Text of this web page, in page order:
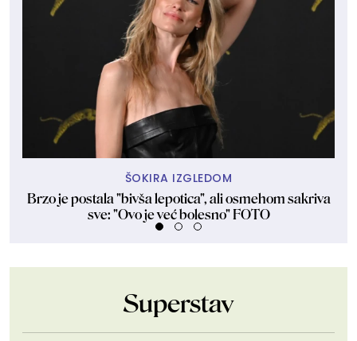
ŠOKIRA IZGLEDOM
Brzo je postala "bivša lepotica", ali osmehom sakriva
sve: "Ovo je već bolesno" FOTO
Superstav